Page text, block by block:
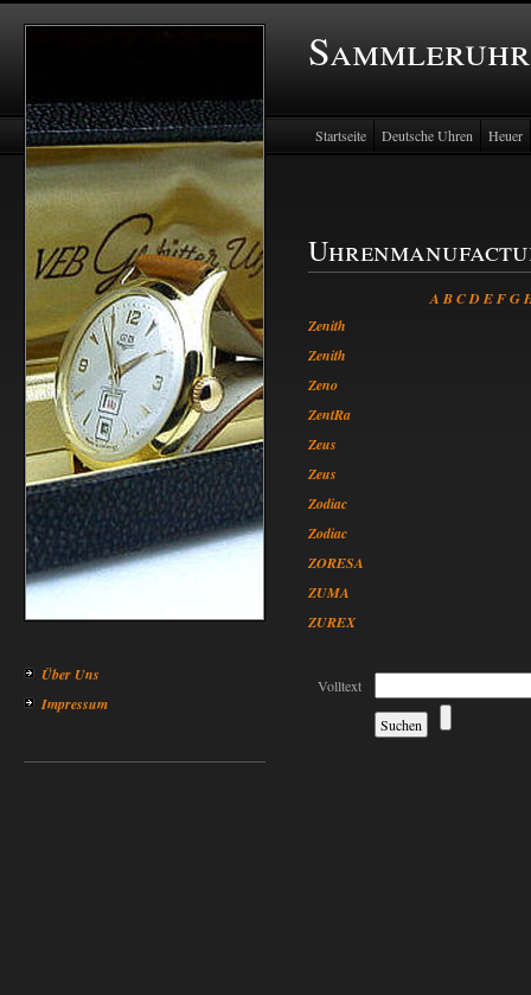
Über Uns
Impressum
Startseite Deutsche Uhren Heuer
A B CDE F G
Zenith
Zenith
Zeno
ZentRa
Zeus
Zeus
Zodiac
Zodiac
ZORESA
ZUMA
ZUREX
Volltext